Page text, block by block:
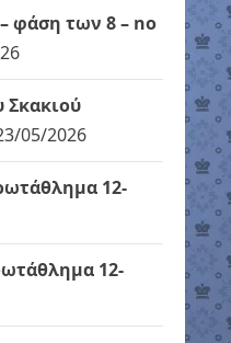
φάση των 8 – no
Σκακιού
05/2026
12-
12-